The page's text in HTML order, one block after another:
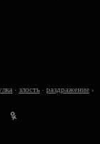
· злость· раздражение›